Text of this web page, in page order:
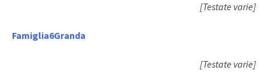
[Testate varie]
Famiglia6Granda
[Testate varie]